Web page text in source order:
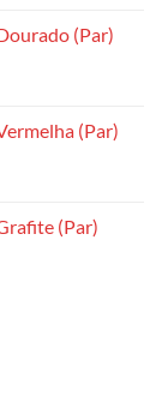
(Par)
(Par)
(Par)